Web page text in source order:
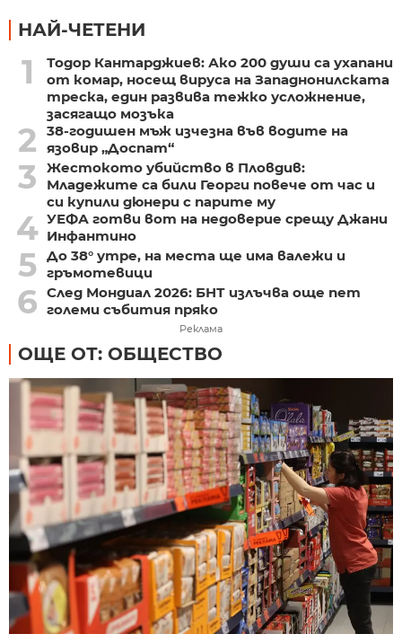
НАЙ-ЧЕТЕНИ
1
Тодор Кантарджиев: Ако 200 души са ухапани
от комар, носещ вируса на Западнонилската
треска, един развива тежко усложнение,
засягащо мозъка
2
38-годишен мъж изчезна във водите на
язовир „Доспат“
3
Жестокото убийство в Пловдив:
Младежите са били Георги повече от час и
си купили дюнери с парите му
4 УЕФА готви вот на недоверие срещу Джани
Инфантино
5 До 38° утре, на места ще има валежи и
гръмотевици
6 След Мондиал 2026: БНТ излъчва още пет
големи събития пряко
Реклама
ОЩЕ ОТ: ОБЩЕСТВО